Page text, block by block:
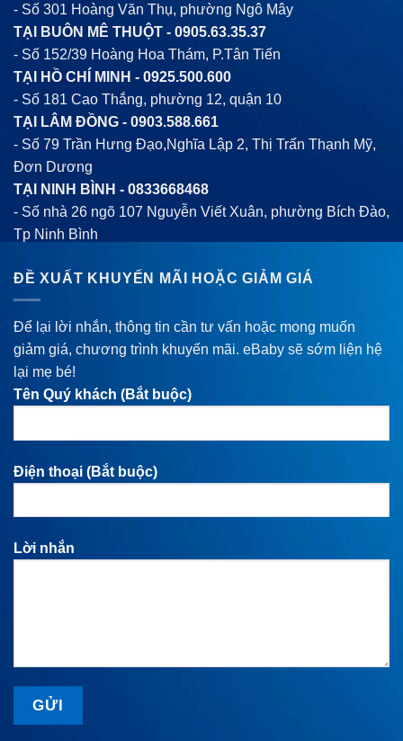
- Số 301 Hoàng Văn Thụ, phường Ngô Mây
TẠI BUÔN MÊ THUỘT - 0905.63.35.37
- Số 152/39 Hoàng Hoa Thám, P.Tân Tiến
TẠI HỒ CHÍ MINH - 0925.500.600
- Số 181 Cao Thắng, phường 12, quận 10
TẠI LÂM ĐỒNG - 0903.588.661
- Số 79 Trần Hưng Đạo,Nghĩa Lập 2, Thị Trấn Thạnh Mỹ,
Đơn Dương
TẠI NINH BÌNH - 0833668468
- Số nhà 26 ngõ 107 Nguyễn Viết Xuân, phường Bích Đào,
Tp Ninh Bình
ĐỀ XUẤT KHUYẾN MÃI HOẶC GIẢM GIÁ
Để lại lời nhắn, thông tin cần tư vấn hoặc mong muốn
giảm giá, chương trình khuyến mãi. eBaby sẽ sớm liện hệ
lại mẹ bé!
Tên Quý khách (Bắt buộc)
Điện thoại (Bắt buộc)
Lời nhắn